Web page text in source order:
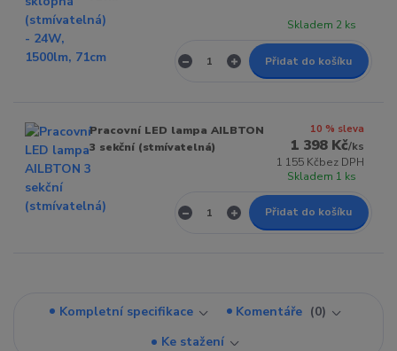
Skladem 2 ks
Přidat do košíku
Pracovní LED lampa AILBTON
3 sekční (stmívatelná)
10 % sleva
1 398 Kč/ks
1 155 Kčbez DPH
Skladem 1 ks
Přidat do košíku
Kompletní specifikace Komentáře
0
Ke stažení